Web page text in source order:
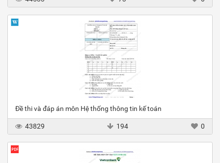
Đề thi và đáp án môn Hệ thống thông tin kế toán
43829 194 0